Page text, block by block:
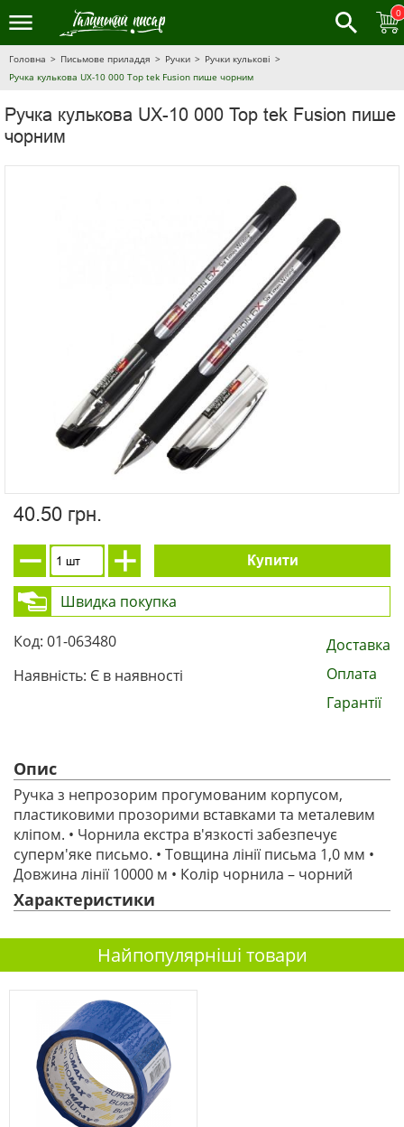
0
Головна Письмове приладдя Ручки
Ручки кулькові
Ручка кулькова UX-10 000 Top tek Fusion пише чорним
Ручка кулькова UX-10 000 Top tek Fusion пише
чорним
40.50 грн.
Купити
Швидка покупка
Код: 01-063480
Наявність: Є в наявності
Доставка
Оплата
Гарантії
Опис
Ручка з непрозорим прогумованим корпусом,
пластиковими прозорими вставками та металевим
кліпом. • Чорнила екстра в'язкості забезпечує
суперм'яке письмо. • Товщина лінії письма 1,0 мм •
Довжина лінії 10000 м • Колір чорнила – чорний
Характеристики
Найпопулярніші товари